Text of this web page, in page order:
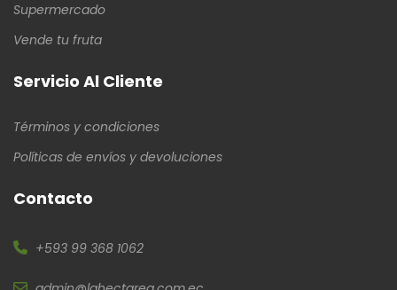
Supermercado
Vende tu fruta
Servicio Al Cliente
Términos y condiciones
Políticas de envíos y devoluciones
Contacto
+593 99 368 1062